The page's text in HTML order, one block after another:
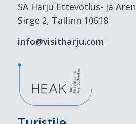
SA Harju Ettevõtlus- ja
Sirge 2, Tallinn 10618
info@visitharju.com